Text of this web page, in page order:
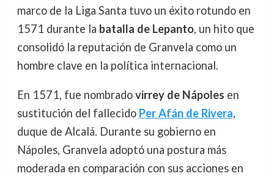
marco de la Liga Santa tuvo un éxito rotundo en
1571 durante la batalla de Lepanto, un hito que
consolidó la reputación de Granvela como un
hombre clave en la política internacional.
En 1571, fue nombradovirrey de Nápoles en
sustitución del fallecido Per Afán de Rivera,
duque de Alcalá. Durante su gobierno en
Nápoles, Granvela adoptó una postura más
moderada en comparación con sus acciones en